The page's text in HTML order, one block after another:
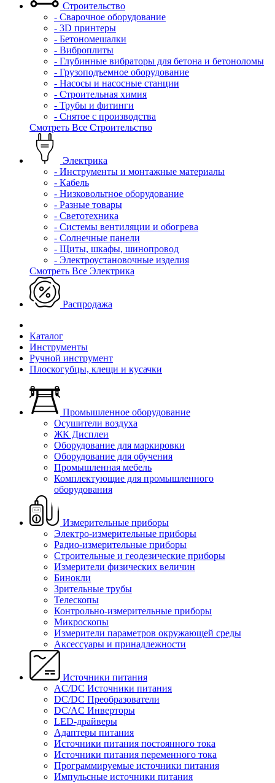
Строительство
- Сварочное оборудование
- 3D принтеры
- Бетономешалки
- Виброплиты
- Глубинные вибраторы для бетона и бетоноломы
- Грузоподъемное оборудование
- Насосы и насосные станции
- Строительная химия
- Трубы и фитинги
- Снятое с производства
Смотреть Все Строительство
Электрика
- Инструменты и монтажные материалы
- Кабель
- Низковольтное оборудование
- Разные товары
- Светотехника
- Системы вентиляции и обогрева
- Солнечные панели
- Щиты, шкафы, шинопровод
- Электроустановочные изделия
Смотреть Все Электрика
Распродажа
Каталог
Инструменты
Ручной инструмент
Плоскогубцы, клещи и кусачки
Промышленное оборудование
Осушители воздуха
ЖК Дисплеи
Оборудование для маркировки
Оборудование для обучения
Промышленная мебель
Комплектующие для промышленного
оборудования
Измерительные приборы
Электро-измерительные приборы
Радио-измерительные приборы
Строительные и геодезические приборы
Измерители физических величин
Бинокли
Зрительные трубы
Телескопы
Контрольно-измерительные приборы
Микроскопы
Измерители параметров окружающей среды
Аксессуары и принадлежности
Источники питания
AC/DC Источники питания
DC/DC Преобразователи
DC/AC Инверторы
LED-драйверы
Адаптеры питания
Источники питания постоянного тока
Источники питания переменного тока
Программируемые источники питания
Импульсные источники питания